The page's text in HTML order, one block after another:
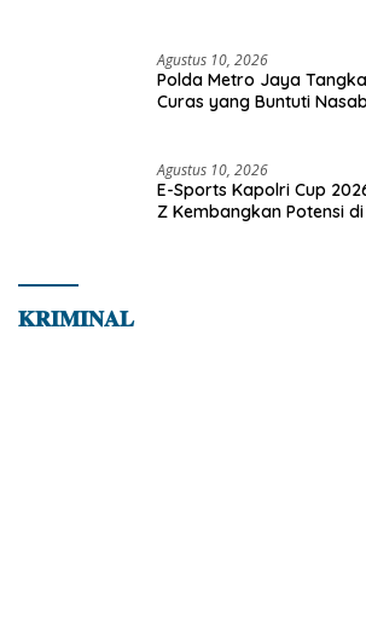
Agustus 10, 2026
Polda Metro Jaya
Curas yang Buntuti
Agustus 10, 2026
E-Sports Kapolri Cup
Z Kembangkan Potensi
𝐊𝐑𝐈𝐌𝐈𝐍𝐀𝐋